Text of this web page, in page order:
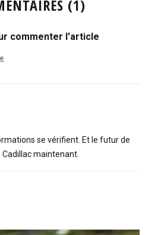
(1)
commenter l'article
se vérifient. Et le futur de
Cadillac maintenant.